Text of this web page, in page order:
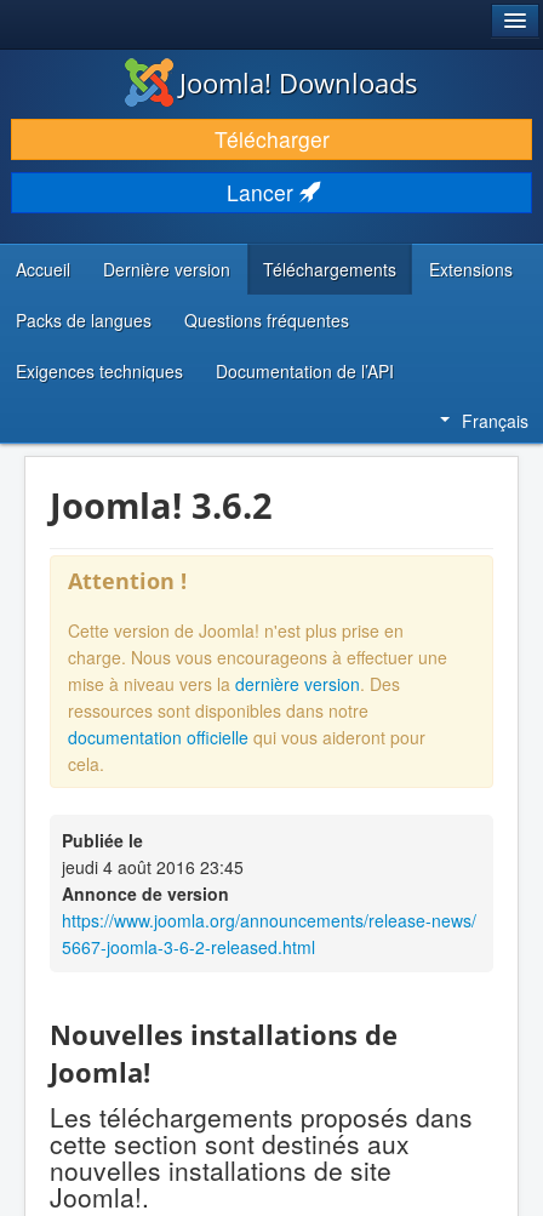
TÉLÉCHARGER & ÉTENDRE
DÉCOUVRIR & APPRENDRE
COMMUNAUTÉ & SUPPORT
RESSOURCES DÉVELOPPEURS
Joomla! Downloads
Télécharger
Lancer
Accueil Dernière version Téléchargements Extensions
Packs de langues Questions fréquentes
Exigences techniques Documentation de l’API
Français
Joomla! 3.6.2
Attention !
Cette version de Joomla! n'est plus prise en
charge. Nous vous encourageons à effectuer une
mise à niveau vers la dernière version. Des
ressources sont disponibles dans notre
documentation officielle qui vous aideront pour
cela.
Publiée le
jeudi 4 août 2016 23:45
Annonce de version
https://www.joomla.org/announcements/release-news/
5667-joomla-3-6-2-released.html
Nouvelles installations de
Joomla!
Les téléchargements proposés dans
cette section sont destinés aux
nouvelles installations de site
Joomla!.